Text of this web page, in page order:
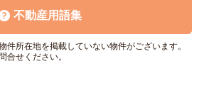
不動産用語集
件所在地を掲載していない物件がございます。
合せください。